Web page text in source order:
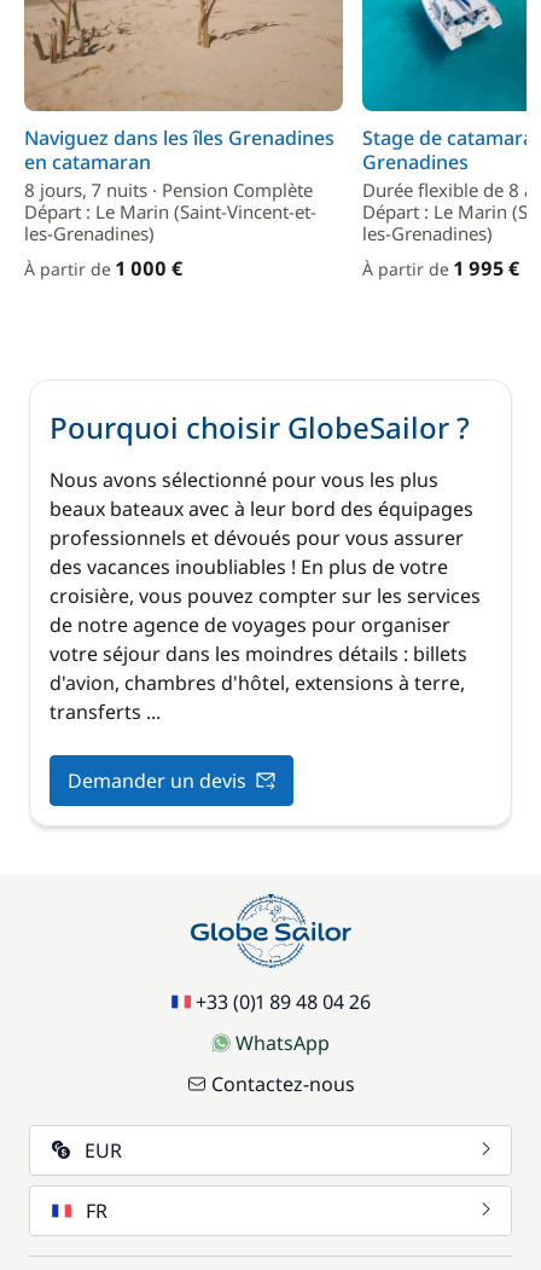
Naviguez dans les îles Grenadines
en catamaran
8 jours, 7 nuits · Pension Complète
Départ : Le Marin (Saint-Vincent-et-
les-Grenadines)
À partir de 1 000 €
Stage de
Grenadines
Durée flexible de 8 à
Départ : Le Marin
les-Grenadines)
À partir de 1 995 €
Pourquoi choisir GlobeSailor ?
Nous avons sélectionné pour vous les plus
beaux bateaux avec à leur bord des équipages
professionnels et dévoués pour vous assurer
des vacances inoubliables ! En plus de votre
croisière, vous pouvez compter sur les services
de notre agence de voyages pour organiser
votre séjour dans les moindres détails : billets
d'avion, chambres d'hôtel, extensions à terre,
transferts ...
Demander un devis
+33 (0)1 89 48 04 26
WhatsApp
Contactez-nous
EUR
FR